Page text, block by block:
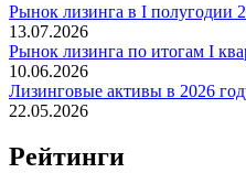
Рынок лизинга в I полугодии
13.07.2026
Рынок лизинга по итогам I
10.06.2026
Лизинговые активы в 2026
22.05.2026
Рейтинги